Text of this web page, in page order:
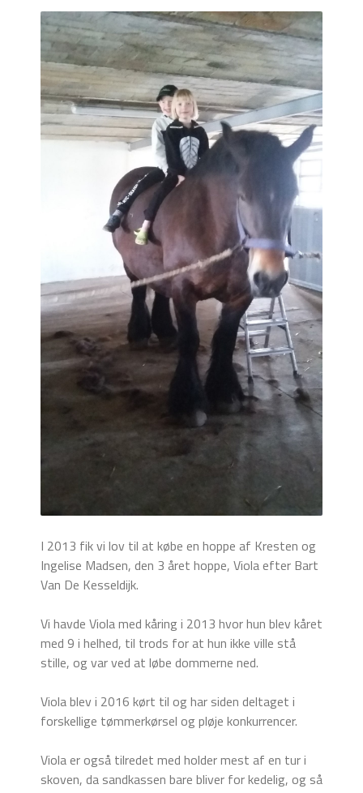
I 2013 fik vi lov til at købe en hoppe af Kresten og
Ingelise Madsen, den 3 året hoppe, Viola efter Bart
Van De Kesseldijk.
Vi havde Viola med kåring i 2013 hvor hun blev kåret
med 9 i helhed, til trods for at hun ikke ville stå
stille, og var ved at løbe dommerne ned.
Viola blev i 2016 kørt til og har siden deltaget i
forskellige tømmerkørsel og pløje konkurrencer.
Viola er også tilredet med holder mest af en tur i
skoven, da sandkassen bare bliver for kedelig, og så